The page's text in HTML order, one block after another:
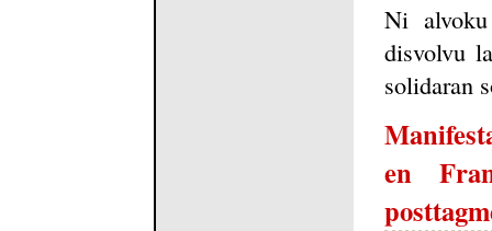
Ni
disvolvu
solidaran
en